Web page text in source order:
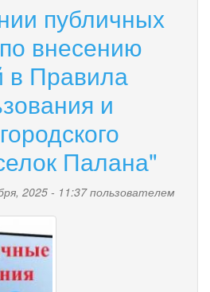
публичных
внесению
в Правила
и
Палана"
2025 - 11:37 пользователем